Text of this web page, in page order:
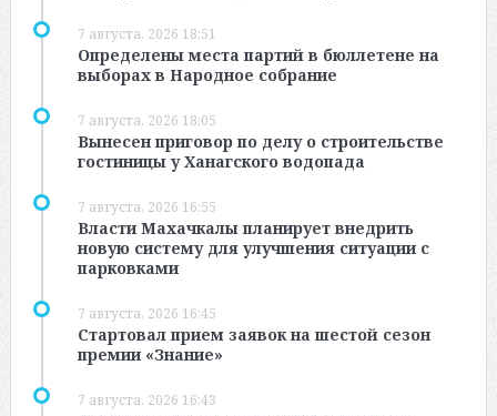
7 августа, 2026 18:51
Определены места партий в бюллетене на
выборах в Народное собрание
7 августа, 2026 18:05
Вынесен приговор по делу о строительстве
гостиницы у Ханагского водопада
7 августа, 2026 16:55
Власти Махачкалы планирует внедрить
новую систему для улучшения ситуации с
парковками
7 августа, 2026 16:45
Стартовал прием заявок на шестой сезон
премии «Знание»
7 августа, 2026 16:43